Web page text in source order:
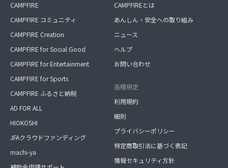
CAMPFIRE
CAMPFIRE コミュニティ
CAMPFIRE Creation
CAMPFIRE for Social Good
CAMPFIRE for Entertainment
CAMPFIRE for Sports
CAMPFIRE ふるさと納税
AD FOR ALL
HIOKOSHI
JFAクラウドファンディング
machi-ya
CAMPFIREとは
あんしん・安全への取り組み
ニュース
ヘルプ
お問い合わせ
各種規定
利用規約
細則
プライバシーポリシー
特定商取引法に基づく表記
情報セキュリティ方針